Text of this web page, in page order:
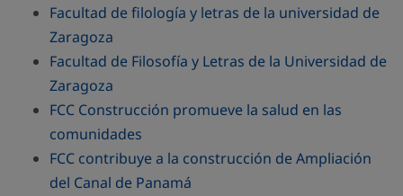
Facultad de filología y letras de la universidad de
Zaragoza
Facultad de Filosofía y Letras de la Universidad de
Zaragoza
FCC Construcción promueve la salud en las
comunidades
FCC contribuye a la construcción de Ampliación
del Canal de Panamá